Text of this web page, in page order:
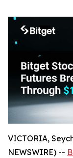
VICTORIA,
NEWSWIRE) --